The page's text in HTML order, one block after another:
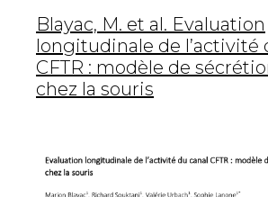
Blayac, M. et al. Evaluation
longitudinale de l’activité
CFTR : modèle de
chez la souris